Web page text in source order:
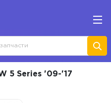
5 Series '09-'17